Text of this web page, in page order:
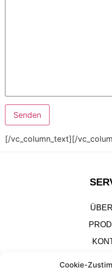
Cookie-
[/vc_column_text][/